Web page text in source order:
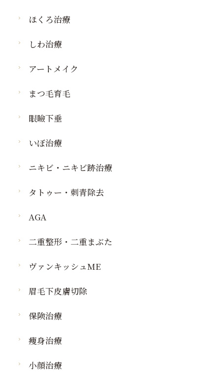
ほくろ治療
しわ治療
アートメイク
まつ毛育毛
眼瞼下垂
いぼ治療
ニキビ・ニキビ跡治療
タトゥー・刺青除去
AGA
二重整形・二重まぶた
ヴァンキッシュME
眉毛下皮膚切除
保険治療
痩身治療
小顔治療